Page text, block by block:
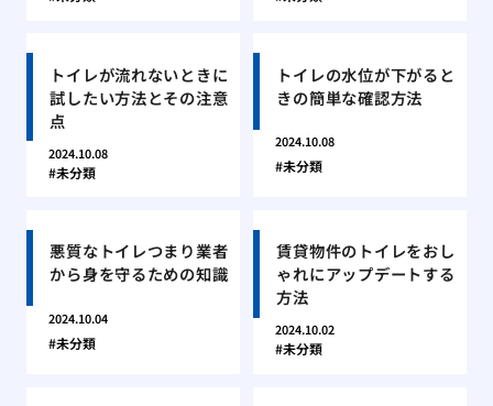
トイレが流れないときに
試したい方法とその注意
点
2024.10.08
未分類
トイレの水位が下がると
きの簡単な確認方法
2024.10.08
未分類
悪質なトイレつまり業者
から身を守るための知識
2024.10.04
未分類
賃貸物件のトイレをおし
ゃれにアップデートする
方法
2024.10.02
未分類